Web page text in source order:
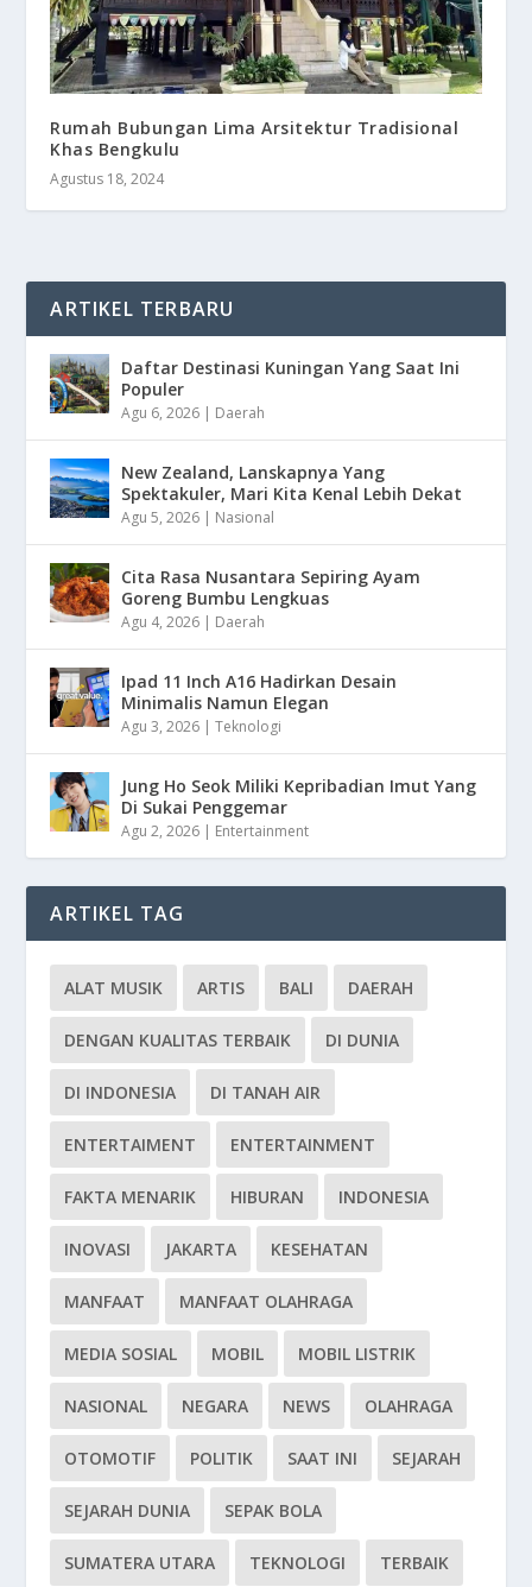
Rumah Bubungan Lima Arsitektur Tradisional
Khas Bengkulu
Agustus 18, 2024
ARTIKEL TERBARU
Daftar Destinasi Kuningan Yang Saat Ini
Populer
Agu 6, 2026 | Daerah
New Zealand, Lanskapnya Yang
Spektakuler, Mari Kita Kenal Lebih Dekat
Agu 5, 2026 | Nasional
Cita Rasa Nusantara Sepiring Ayam
Goreng Bumbu Lengkuas
Agu 4, 2026 | Daerah
Ipad 11 Inch A16 Hadirkan Desain
Minimalis Namun Elegan
Agu 3, 2026 |Teknologi
Jung Ho Seok Miliki Kepribadian Imut Yang
Di Sukai Penggemar
Agu 2, 2026 | Entertainment
ARTIKEL TAG
ALAT MUSIK ARTIS BALI DAERAH
DENGAN KUALITAS TERBAIK DI DUNIA
DI INDONESIA DI TANAH AIR
ENTERTAIMENT ENTERTAINMENT
FAKTA MENARIK HIBURAN INDONESIA
INOVASI JAKARTA KESEHATAN
MANFAAT MANFAAT OLAHRAGA
MEDIA SOSIAL MOBIL MOBIL LISTRIK
NASIONAL NEGARA NEWS OLAHRAGA
OTOMOTIF POLITIK SAAT INI SEJARAH
SEJARAH DUNIA SEPAK BOLA
SUMATERA UTARA TEKNOLOGI TERBAIK